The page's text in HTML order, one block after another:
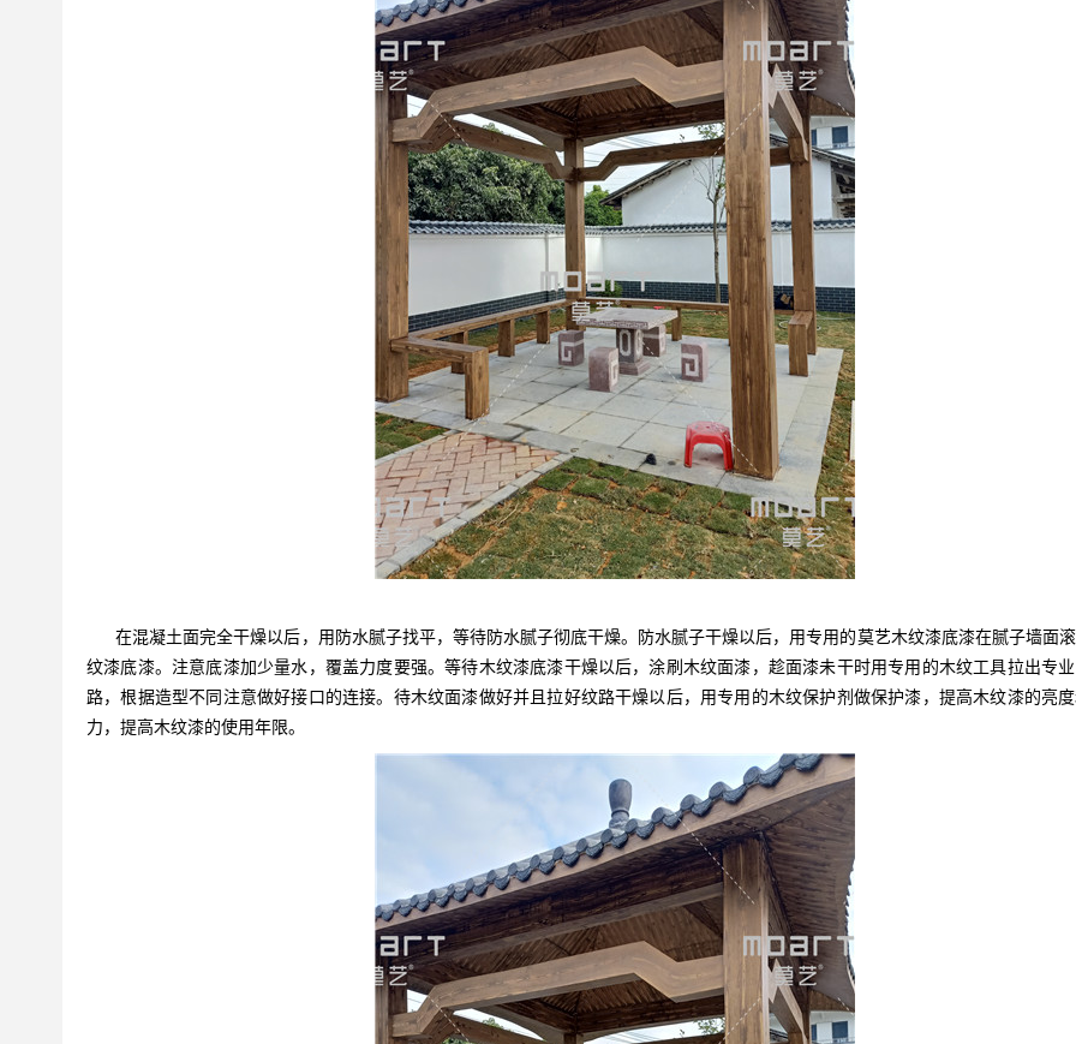
在混凝土面完全干燥以后，用防水腻子找平，等待防水腻子彻底干燥。防水腻子干燥以后，用专用的莫艺木纹漆底漆在腻子墙面
纹漆底漆。注意底漆加少量水，覆盖力度要强。等待木纹漆底漆干燥以后，涂刷木纹面漆，趁面漆未干时用专用的木纹工具拉出专
路，根据造型不同注意做好接口的连接。待木纹面漆做好并且拉好纹路干燥以后，用专用的木纹保护剂做保护漆，提高木纹漆的亮
力，提高木纹漆的使用年限。